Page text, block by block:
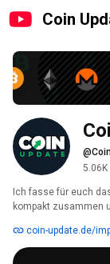
Coin
Ich fasse für euch
kompakt zusammen
coin-update.de/